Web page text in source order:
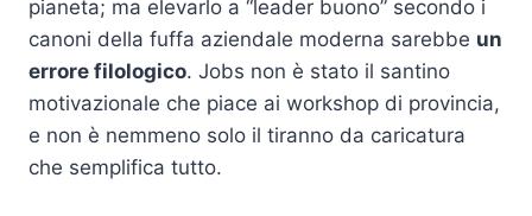
pianeta; ma elevarlo a “leader buono” secondo i
canoni della fuffa aziendale moderna sarebbe un
errore filologico. Jobs non è stato il santino
motivazionale che piace ai workshop di provincia,
e non è nemmeno solo il tiranno da caricatura
che semplifica tutto.